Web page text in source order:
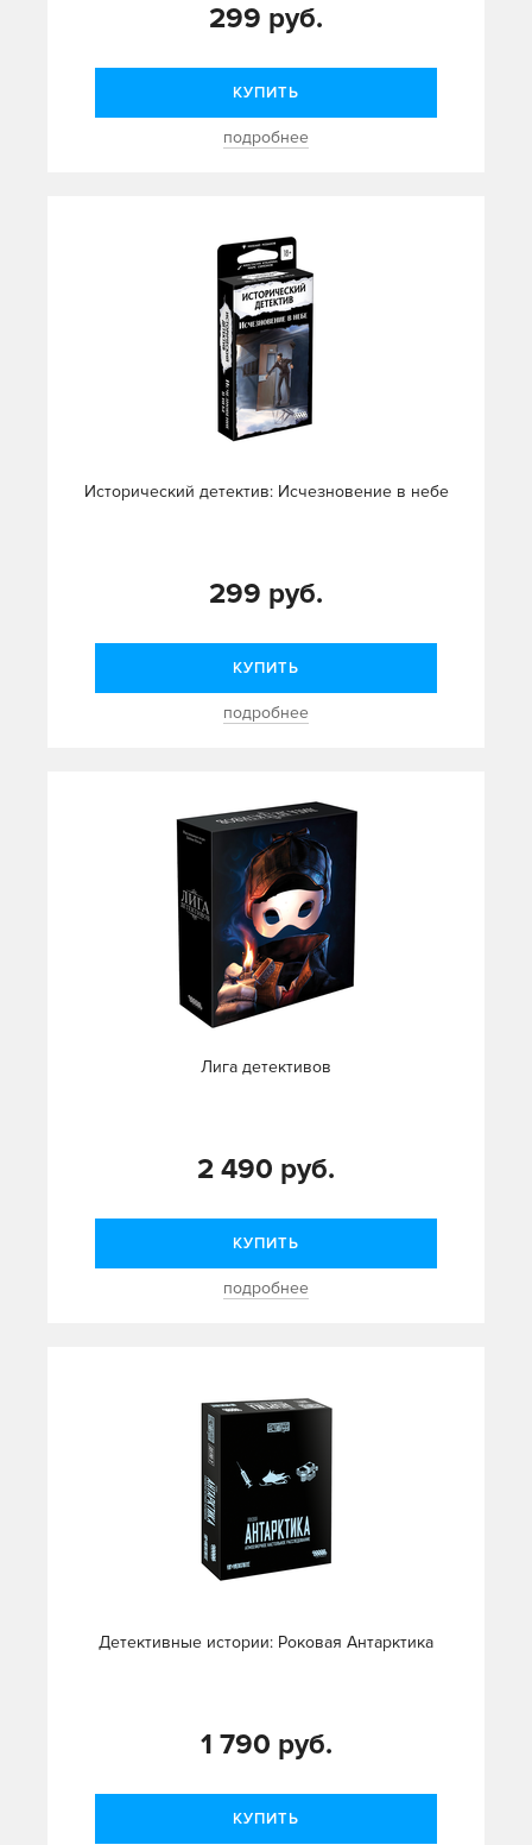
299 руб.
КУПИТЬ
подробнее
Исторический детектив: Исчезновение в небе
299 руб.
КУПИТЬ
подробнее
Лига детективов
2 490 руб.
КУПИТЬ
подробнее
Детективные истории: Роковая Антарктика
1 790 руб.
КУПИТЬ